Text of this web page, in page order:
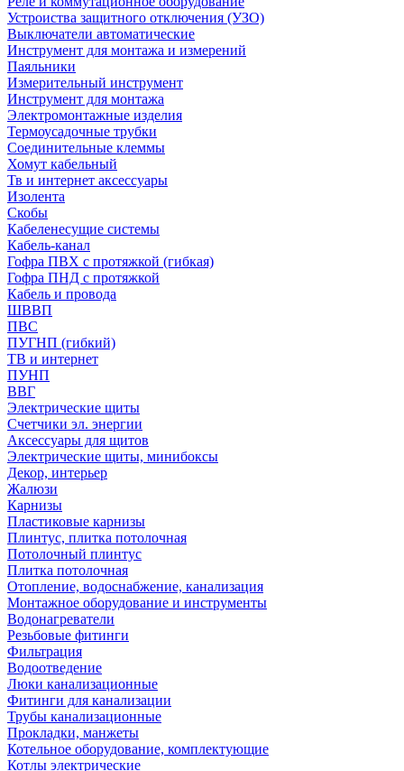
Устроиства защитного отключения (УЗО)
Выключатели автоматические
Инструмент для монтажа и измерений
Паяльники
Измерительный инструмент
Инструмент для монтажа
Электромонтажные изделия
Термоусадочные трубки
Соединительные клеммы
Хомут кабельный
Тв и интернет аксессуары
Изолента
Скобы
Кабеленесущие системы
Кабель-канал
Гофра ПВХ с протяжкой (гибкая)
Гофра ПНД с протяжкой
Кабель и провода
ШВВП
ПВС
ПУГНП (гибкий)
ТВ и интернет
ПУНП
ВВГ
Электрические щиты
Счетчики эл. энергии
Аксессуары для щитов
Электрические щиты, минибоксы
Декор, интерьер
Жалюзи
Карнизы
Пластиковые карнизы
Плинтус, плитка потолочная
Потолочный плинтус
Плитка потолочная
Отопление, водоснабжение, канализация
Монтажное оборудование и инструменты
Водонагреватели
Резьбовые фитинги
Фильтрация
Водоотведение
Люки канализационные
Фитинги для канализации
Трубы канализационные
Прокладки, манжеты
Котельное оборудование, комплектующие
Котлы электрические